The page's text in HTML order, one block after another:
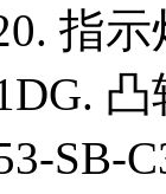
指
SB-